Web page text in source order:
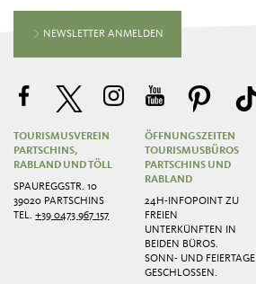
NEWSLETTER ANMELDEN
TOURISMUSVEREIN
PARTSCHINS,
RABLAND UND TÖLL
SPAUREGGSTR. 10
39020 PARTSCHINS
TEL.+39 0473 967 157
ÖFFNUNGSZEITEN
TOURISMUSBÜROS
PARTSCHINS UND
RABLAND
24H-INFOPOINT ZU
FREIEN
UNTERKÜNFTEN IN
BEIDEN BÜROS.
SONN- UND FEIERTAGE
GESCHLOSSEN.